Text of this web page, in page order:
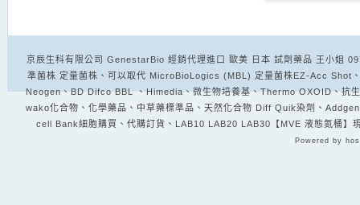
京辰生科有限公司 GenestarBio 經銷代理進口 歐美 日本 試劑藥品 王小姐
準菌株 定量菌株、可以取代 MicroBioLogics (MBL) 定量菌株EZ-Acc
Neogen、BD Difco BBL 、Himedia、微生物培養基、Thermo OXOID、抗
wako化合物、化學藥品、中草藥標準品、天然化合物 Diff Quik染劑、
cell Bank細胞購買、代購訂貨、LAB10 LAB20 LAB30【MVE 液態氮桶
Powered by